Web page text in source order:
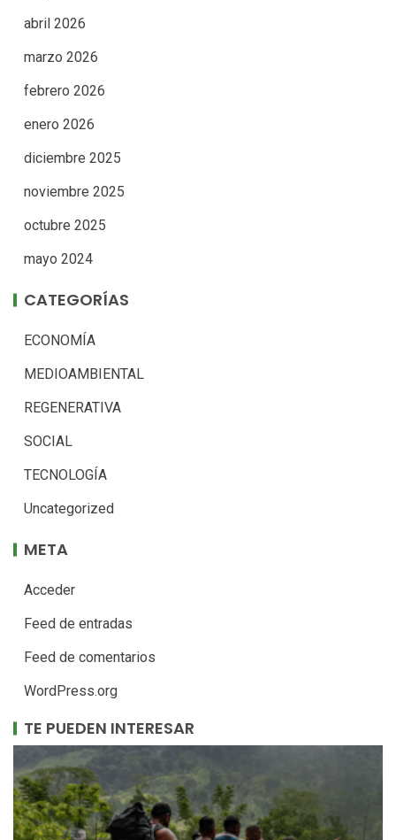
abril 2026
marzo 2026
febrero 2026
enero 2026
diciembre 2025
noviembre 2025
octubre 2025
mayo 2024
CATEGORÍAS
ECONOMÍA
MEDIOAMBIENTAL
REGENERATIVA
SOCIAL
TECNOLOGÍA
Uncategorized
META
Acceder
Feed de entradas
Feed de comentarios
WordPress.org
TE PUEDEN INTERESAR